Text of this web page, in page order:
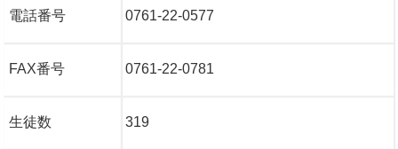
電話番号 0761-22-0577
FAX番号 0761-22-0781
生徒数 319